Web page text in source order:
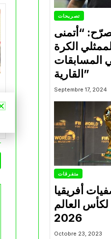
تصريحات
“أتمنى
الكرة
المسابقات
القارية”
Septembre 17, 2024
متفرقات
أفريقيا
لكأس العالم
2026
Octobre 23, 2023